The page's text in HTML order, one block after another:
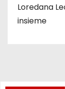
Loredana
insieme